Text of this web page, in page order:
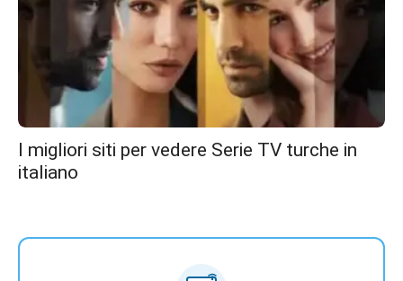
I migliori siti per vedere Serie TV turche in
italiano